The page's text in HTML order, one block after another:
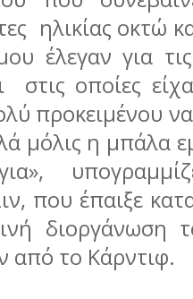
ηλικίας οκτώ
έλεγαν για τις
στις οποίες
προκειμένου
μόλις η μπάλα
που έπαιξε
διοργάνωση
από το Κάρντιφ.